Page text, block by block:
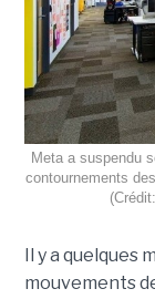
Meta a suspendu
contournements
Il y a quelques
mouvements